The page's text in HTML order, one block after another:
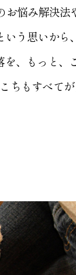
悩み解決
いう思いから
を、もっと、
ちもすべて